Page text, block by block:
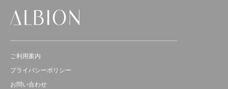
ご利用案内
プライバシーポリシー
お問い合わせ